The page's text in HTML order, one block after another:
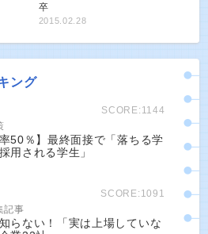
卒
2015.02.28
ング
SCORE:1144
率50％】最終面接で「落ちる学
用される学生」
SCORE:1091
記事
らない！「実は上場していな